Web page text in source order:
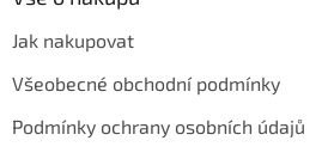
Jak nakupovat
Všeobecné obchodní podmínky
Podmínky ochrany osobních údajů